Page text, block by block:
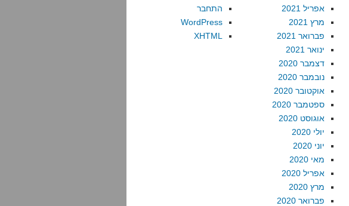
אפריל 2021
מרץ 2021
פברואר 2021
ינואר 2021
דצמבר 2020
נובמבר 2020
אוקטובר 2020
ספטמבר 2020
אוגוסט 2020
יולי 2020
יוני 2020
מאי 2020
אפריל 2020
מרץ 2020
פברואר 2020
התחבר
WordPress
XHTML